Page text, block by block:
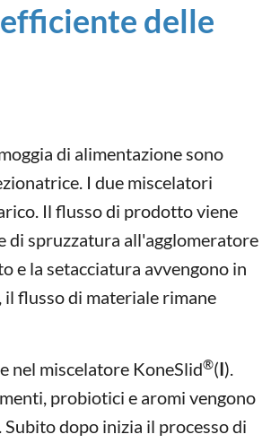
delle
di alimentazione sono
I due miscelatori
Il flusso di prodotto viene
di spruzzatura all'agglomeratore
e la setacciatura avvengono in
flusso di materiale rimane
nel miscelatore KoneSlid®(I).
probiotici e aromi vengono
dopo inizia il processo di